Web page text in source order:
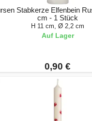
Stabkerze Elfenbein
cm - 1 Stück
H 11 cm, Ø 2,2 cm
Auf Lager
0,90 €